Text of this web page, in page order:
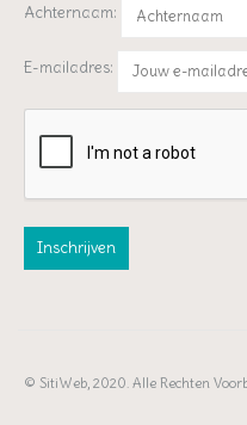
Achternaam:
E-mailadres:
© SitiWeb, 2020. Alle Rechten